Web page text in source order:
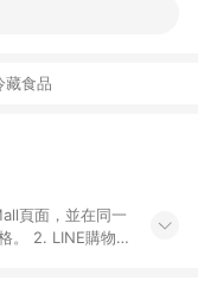
藏食品
頁面，並在同一
。 2. LINE購物